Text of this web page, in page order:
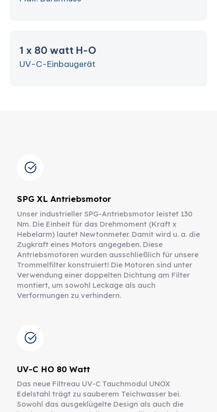
1 x 80 watt H-O
UV-C-Einbaugerät
SPG XL Antriebsmotor
Unser industrieller SPG-Antriebsmotor leistet 130
Nm. Die Einheit für das Drehmoment (Kraft x
Hebelarm) lautet Newtonmeter. Damit wird u. a. die
Zugkraft eines Motors angegeben. Diese
Antriebsmotoren wurden ausschließlich für unsere
Trommelfilter konstruiert! Die Motoren sind unter
Verwendung einer doppelten Dichtung am Filter
montiert, um sowohl Leckage als auch
Verformungen zu verhindern.
UV-C HO 80 Watt
Das neue Filtreau UV-C Tauchmodul UNOX
Edelstahl trägt zu sauberem Teichwasser bei.
Sowohl das ausgeklügelte Design als auch die